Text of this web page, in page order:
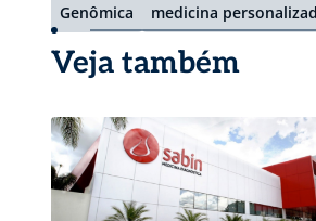
Genômica medicina
Veja também